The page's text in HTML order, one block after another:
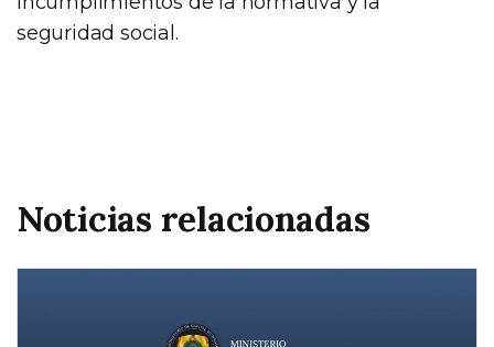
seguridad social.
Noticias relacionadas